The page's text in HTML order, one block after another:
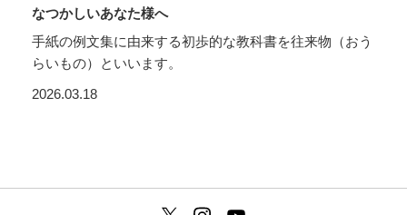
なつかしいあなた様へ
手紙の例文集に由来する初歩的な教科書を往来物（おう
らいもの）といいます。
2026.03.18